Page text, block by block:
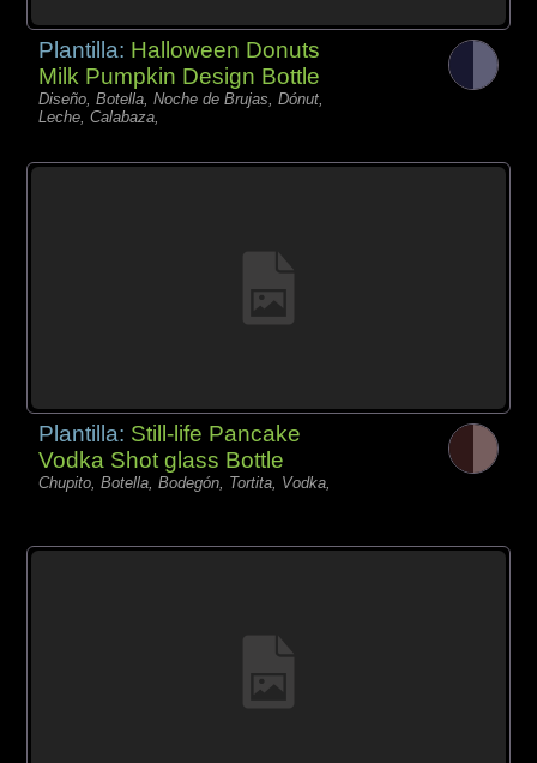
Plantilla: Halloween Donuts
Milk Pumpkin Design Bottle
Diseño, Botella, Noche de Brujas, Dónut,
Leche, Calabaza,
Plantilla: Still-life Pancake
Vodka Shot glass Bottle
Chupito, Botella, Bodegón, Tortita, Vodka,